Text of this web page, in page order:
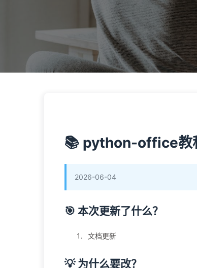
📚 python-office教
2026-06-04
🎯 本次更新了什么？
文档更新
💡 为什么要改？